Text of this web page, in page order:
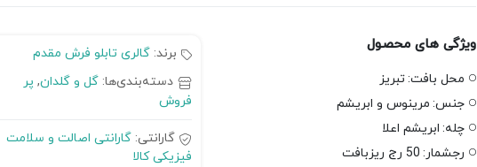
ویژگی های محصول
محل بافت:تبریز
جنس: مرینوس و ابریشم
چله: ابریشم اعلا
رجشمار: 50 رج ریزبافت
برند: گالری تابلو فرش مقدم
دسته‌بندی‌ها: گل و گلدان, پر
فروش
گارانتی: گارانتی اصالت و سلامت
فیزیکی کالا